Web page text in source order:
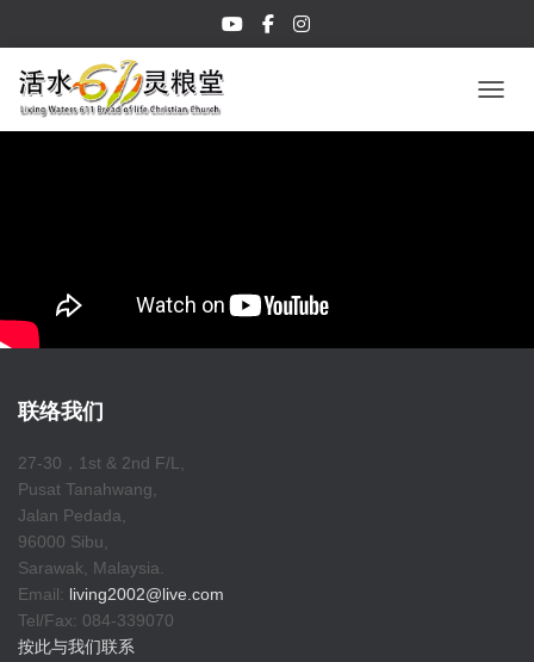
联络我们
27-30，1st & 2nd F/L,
Pusat Tanahwang,
Jalan Pedada,
96000 Sibu,
Sarawak, Malaysia.
Email: living2002@live.com
Tel/Fax: 084-339070
按此与我们联系